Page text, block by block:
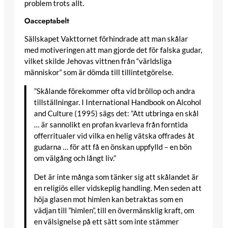
problem trots allt.
Oacceptabelt
Sällskapet Vakttornet förhindrade att man skålar
med motiveringen att man gjorde det för falska gudar,
vilket skilde Jehovas vittnen från “världsliga
människor” som är dömda till tillintetgörelse.
”Skålande förekommer ofta vid bröllop och andra
tillställningar. I International Handbook on Alcohol
and Culture (1995) sägs det: ”Att utbringa en skål
… är sannolikt en profan kvarleva från forntida
offerritualer vid vilka en helig vätska offrades åt
gudarna … för att få en önskan uppfylld – en bön
om välgång och långt liv.”
Det är inte många som tänker sig att skålandet är
en religiös eller vidskeplig handling. Men seden att
höja glasen mot himlen kan betraktas som en
vädjan till ”himlen”, till en övermänsklig kraft, om
en välsignelse på ett sätt som inte stämmer